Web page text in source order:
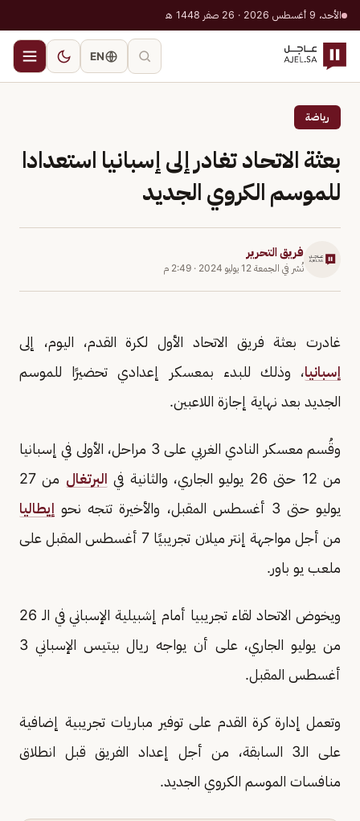
الأحد، 9 أغسطس 2026 · 26 صفر 1448 هـ
EN
رياضة
بعثة الاتحاد تغادر إلى إسبانيا استعدادا
للموسم الكروي الجديد
فريق التحرير
نُشر في الجمعة 12 يوليو 2024 · 2:49 م
غادرت بعثة فريق الاتحاد الأول لكرة القدم، اليوم، إلى
إسبانيا، وذلك للبدء بمعسكر إعدادي تحضيرًا للموسم
الجديد بعد نهاية إجازة اللاعبين.
وقُسم معسكر النادي الغربي على 3 مراحل، الأولى في إسبانيا
من 12 حتى 26 يوليو الجاري، والثانية في
البرتغال
من 27
يوليو حتى 3 أغسطس المقبل، والأخيرة تتجه نحو
إيطاليا
من أجل مواجهة إنتر ميلان تجريبيًا 7 أغسطس المقبل على
ملعب يو باور.
ويخوض الاتحاد لقاء تجريبيا أمام إشبيلية الإسباني في الـ 26
من يوليو الجاري، على أن يواجه ريال بيتيس الإسباني 3
أغسطس المقبل.
وتعمل إدارة كرة القدم على توفير مباريات تجريبية إضافية
على الـ3 السابقة، من أجل إعداد الفريق قبل انطلاق
منافسات الموسم الكروي الجديد.